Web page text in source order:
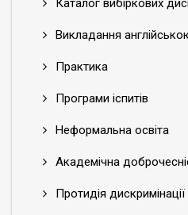
Каталог вибіркових
Викладання
Практика
Програми іспитів
Неформальна освіта
Академічна
Протидія дискримінації